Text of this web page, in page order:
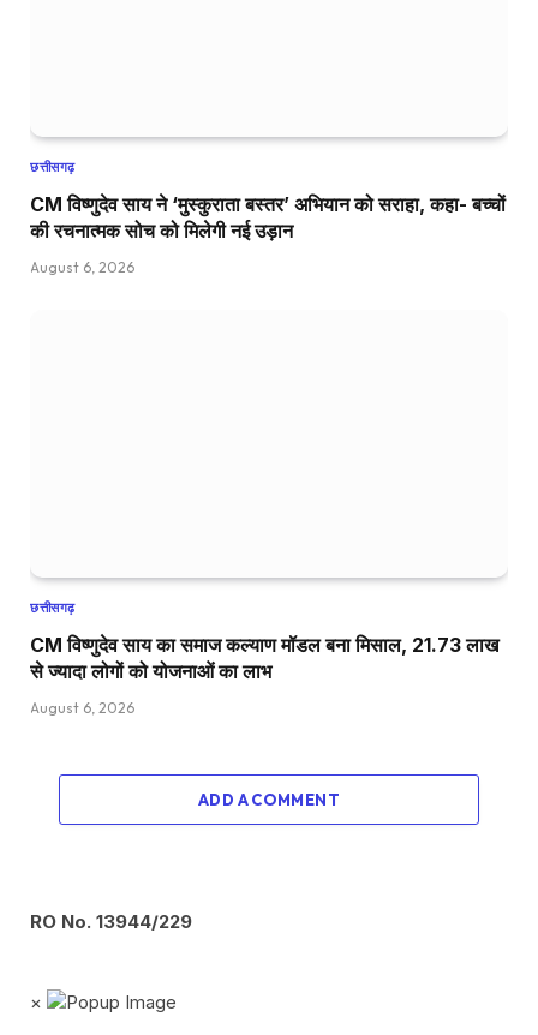
छत्तीसगढ़
CM विष्णुदेव साय ने ‘मुस्कुराता बस्तर’ अभियान को सराहा, कहा- बच्चों
की रचनात्मक सोच को मिलेगी नई उड़ान
August 6, 2026
छत्तीसगढ़
CM विष्णुदेव साय का समाज कल्याण मॉडल बना मिसाल, 21.73 लाख
से ज्यादा लोगों को योजनाओं का लाभ
August 6, 2026
ADD A COMMENT
RO No. 13944/229
×